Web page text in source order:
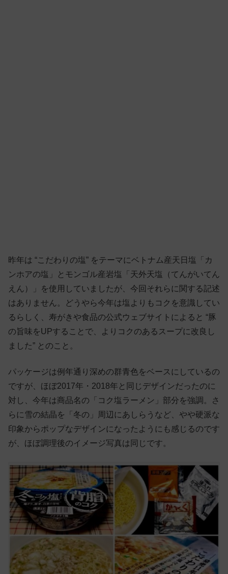
昨年は “こだわりの塩” をテーマにベトナム産天日塩「カ
ンホアの塩」とモンゴル産岩塩「天外天塩（てんがいてん
えん）」を使用していましたが、今回それらに関する記述
はありません。どうやら今年は塩よりもコクを意識してい
るらしく、寿がきや食品の公式ウェブサイトによると “豚
の旨味をUPすることで、よりコクのあるスープに改良し
ました” とのこと。
パッケージは例年通り深めの群青色をベースにしているの
ですが、ほぼ2017年・2018年と同じデザインだったのに
対し、今年は商品名の「コク塩ラーメン」部分を強調。さ
らに雪の結晶を「冬の」周辺にあしらうなど、やや硬派な
印象からポップなデザインになったようにも感じるのです
が、ほぼ調理後のイメージ写真は同じです。